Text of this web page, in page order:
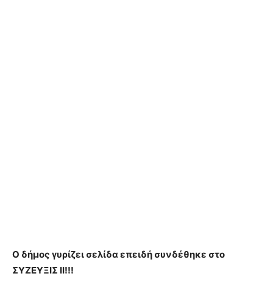
Ο δήμος γυρίζει σελίδα επειδή συνδέθηκε στο
ΣΥΖΕΥΞΙΣ ΙΙ!!!